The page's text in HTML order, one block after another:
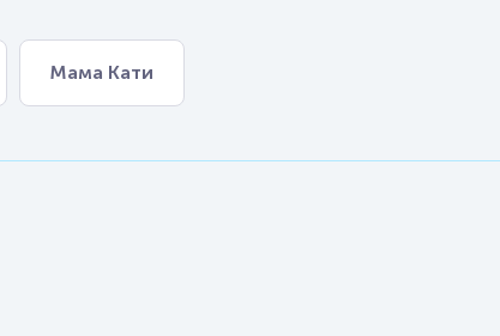
Мама Кати